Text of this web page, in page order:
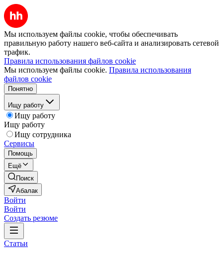
Мы используем файлы cookie, чтобы обеспечивать
правильную работу нашего веб-сайта и анализировать сетевой
трафик.
Правила использования файлов cookie
Мы используем файлы cookie. Правила использования
файлов cookie
Понятно
Ищу работу
Ищу работу
Ищу работу
Ищу сотрудника
Сервисы
Помощь
Ещё
Поиск
Абалак
Войти
Войти
Создать резюме
Статьи